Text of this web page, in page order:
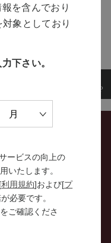
ズ
を含んでおり
象としており
下さい。
ービスの向上の
いたします。
利用規約]および[プ
必要です。
ご確認くださ